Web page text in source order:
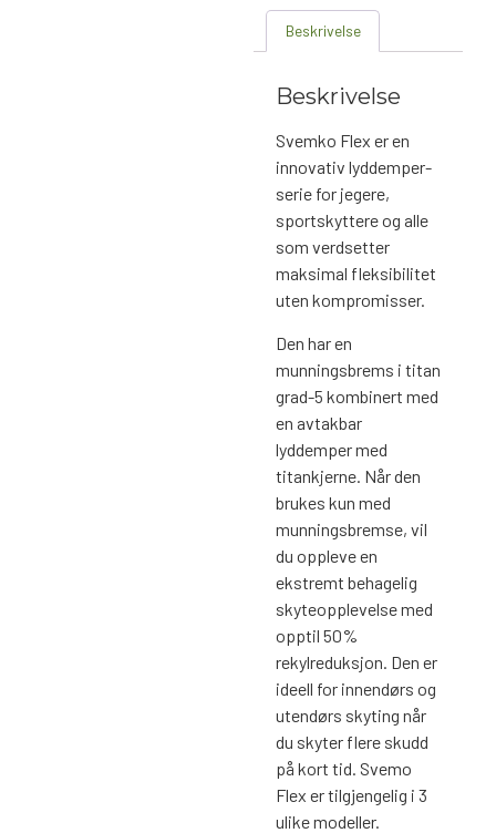
Beskrivelse
Beskrivelse
Svemko Flex er en
innovativ lyddemper-
serie for jegere,
sportskyttere og alle
som verdsetter
maksimal fleksibilitet
uten kompromisser.
Den har en
munningsbrems i titan
grad-5 kombinert med
en avtakbar
lyddemper med
titankjerne. Når den
brukes kun med
munningsbremse, vil
du oppleve en
ekstremt behagelig
skyteopplevelse med
opptil 50%
rekylreduksjon. Den er
ideell for innendørs og
utendørs skyting når
du skyter flere skudd
på kort tid. Svemo
Flex er tilgjengelig i 3
ulike modeller.